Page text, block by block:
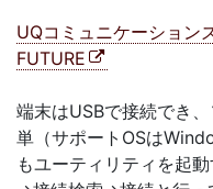
UQコミュニケーション
FUTURE
端末はUSBで接続でき
単（サポートOSは
もユーティリティを起